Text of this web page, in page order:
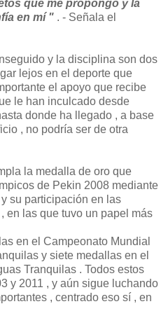
que me propongo y la
en mí " . - Señala el
y la disciplina son dos
lejos en el deporte que
el apoyo que recibe
le han inculcado desde
donde ha llegado , a base
, no podría ser de otra
la medalla de oro que
de Pekin 2008 mediante
su participación en las
en las que tuvo un papel más
en el Campeonato Mundial
y siete medallas en el
Tranquilas . Todos estos
y 2011 , y aún sigue luchando
, centrado eso sí , en